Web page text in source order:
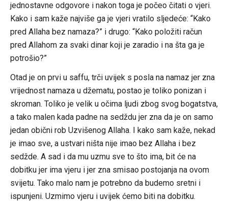
jednostavne odgovore i nakon toga je počeo čitati o vjeri.
Kako i sam kaže najviše ga je vjeri vratilo sljedeće: “Kako
pred Allaha bez namaza?” i drugo: “Kako položiti račun
pred Allahom za svaki dinar koji je zaradio i na šta ga je
potrošio?”
Otad je on prvi u saffu, trči uvijek s posla na namaz jer zna
vrijednost namaza u džematu, postao je toliko ponizan i
skroman. Toliko je velik u očima ljudi zbog svog bogatstva,
a tako malen kada padne na sedždu jer zna da je on samo
jedan obični rob Uzvišenog Allaha. I kako sam kaže, nekad
je imao sve, a ustvari ništa nije imao bez Allaha i bez
sedžde. A sad i da mu uzmu sve to što ima, bit će na
dobitku jer ima vjeru i jer zna smisao postojanja na ovom
svijetu. Tako malo nam je potrebno da budemo sretni i
ispunjeni. Uzmimo vjeru i uvijek ćemo biti na dobitku.